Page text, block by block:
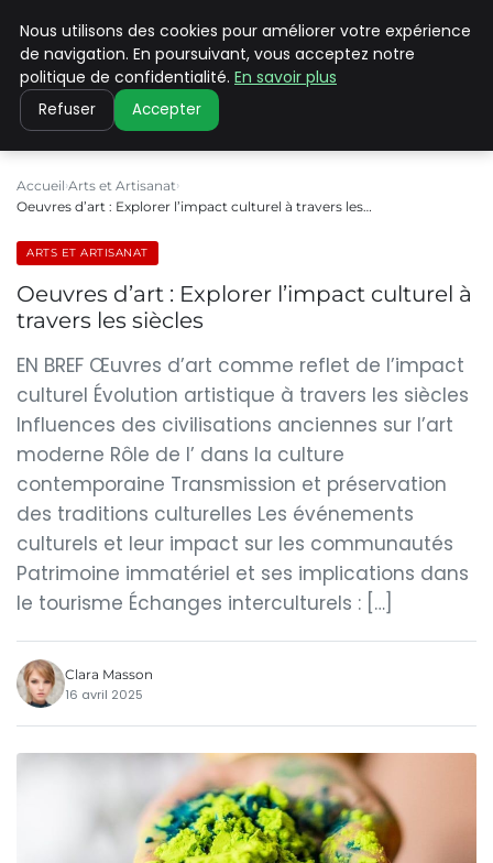
PILAT PATRIMOINES
Accueil Arts et Artisanat
Oeuvres d’art : Explorer l’impact culturel à travers les…
ARTS ET ARTISANAT
Oeuvres d’art : Explorer l’impact culturel à
travers les siècles
EN BREF Œuvres d’art comme reflet de l’impact
culturel Évolution artistique à travers les siècles
Influences des civilisations anciennes sur l’art
moderne Rôle de l’ dans la culture
contemporaine Transmission et préservation
des traditions culturelles Les événements
culturels et leur impact sur les communautés
Patrimoine immatériel et ses implications dans
le tourisme Échanges interculturels : […]
Clara Masson
16 avril 2025
Nous utilisons des cookies pour améliorer votre expérience
de navigation. En poursuivant, vous acceptez notre
politique de confidentialité. En savoir plus
Refuser Accepter